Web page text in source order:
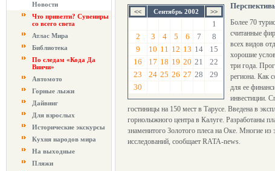
Новости
Что привезти? Сувениры
со всего света
Атлас Мира
Библиотека
По следам «Кода Да
Винчи»
Автомото
Горные лыжи
Дайвинг
Для взрослых
Исторические экскурсы
Кухня народов мира
На выходные
Пляжи
Сентябрь 2002
1
2
3 4 5 6 7
8
9
10 11 12 13 14
15
16
17 18 19 20 21
22
23
24 25 26 27 28
29
30
Более 70
считанные
всех видов
хорошие
три года.
региона. Как
для ее
инвестиции.
гостиницы на 150 мест в Тарусе. Введена в
горнолыжного центра в Калуге. Разработаны
знаменитого Золотого плеса на Оке. Многие
исследований, сообщает RATA-news.